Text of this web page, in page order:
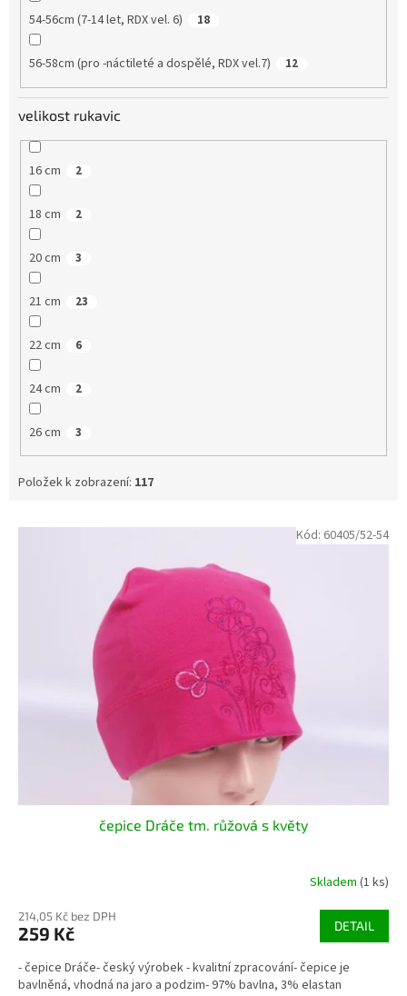
54-56cm (7-14 let, RDX vel. 6) 18
56-58cm (pro -náctileté a dospělé, RDX vel.7) 12
velikost rukavic
16 cm 2
18 cm 2
20 cm 3
21 cm 23
22 cm 6
24 cm 2
26 cm 3
Položek k zobrazení: 117
V
čepice Dráče tm. růžová s květy
Skladem (1 ks)
214,05 Kč bez DPH
259 Kč DETAIL
- čepice Dráče- český výrobek - kvalitní zpracování- čepice je
bavlněná, vhodná na jaro a podzim- 97% bavlna, 3% elastan
Kód: 60405/52-54